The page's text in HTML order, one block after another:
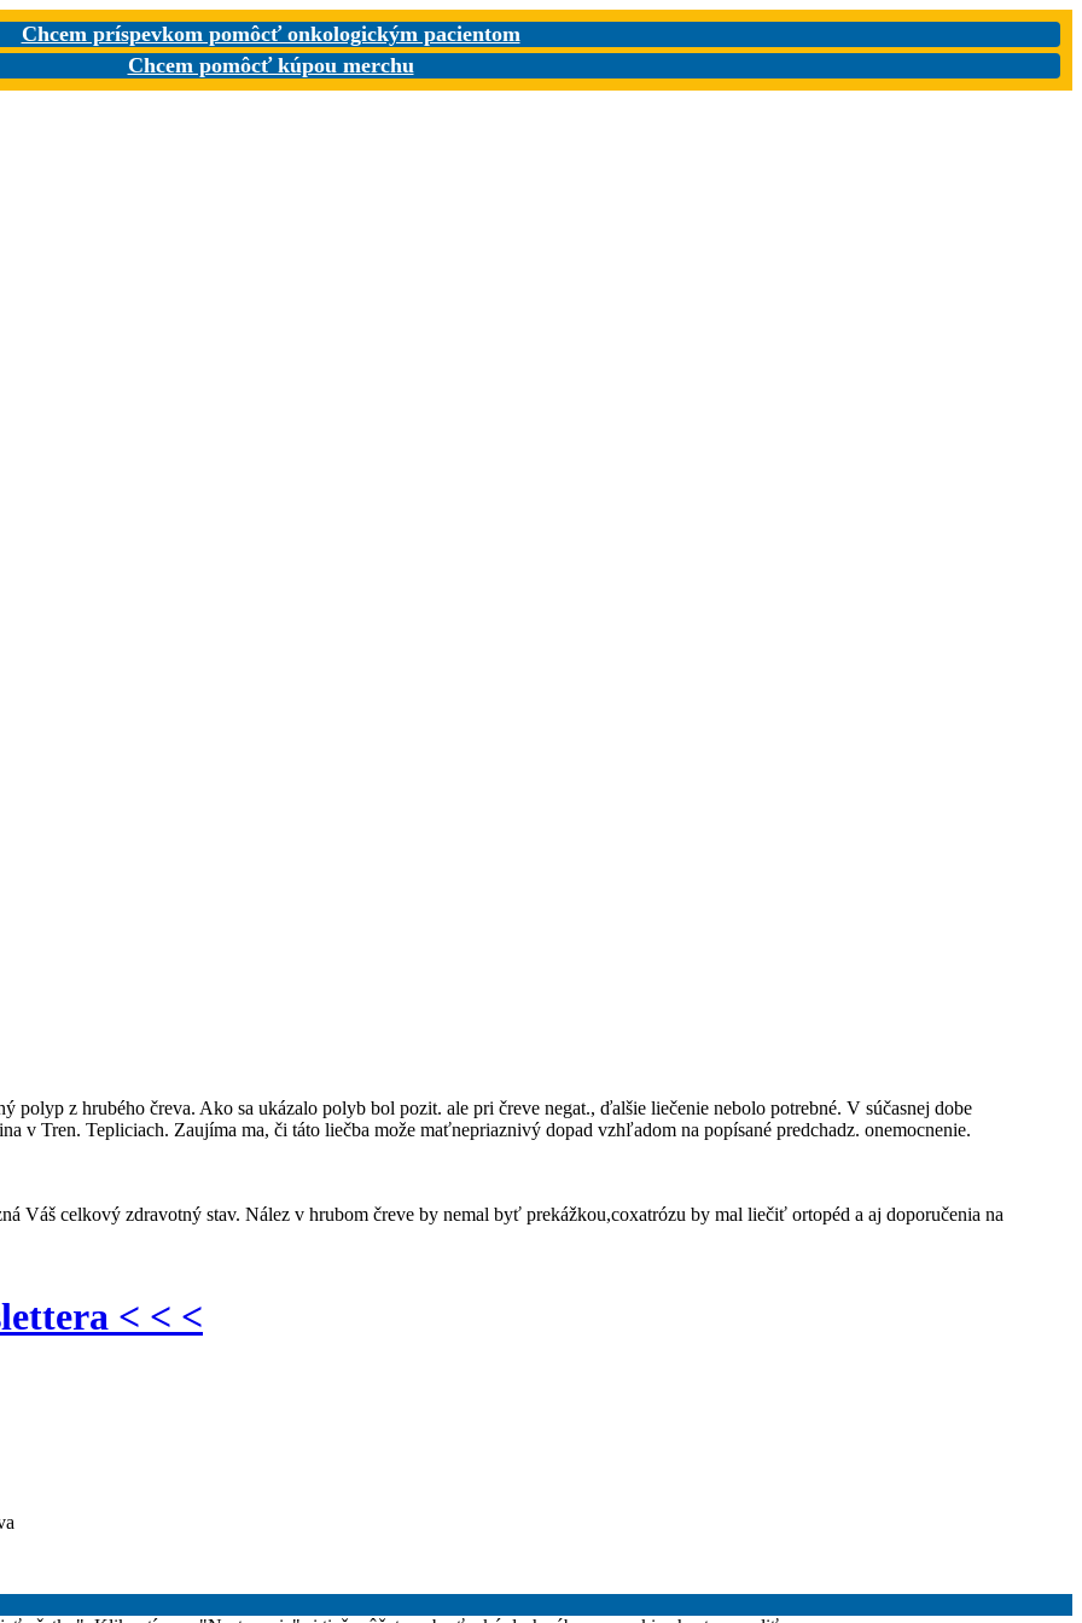
Chcem príspevkom pomôcť onkologickým pacientom
Chcem pomôcť kúpou merchu
polyp z hrubého čreva. Ako sa ukázalo polyb bol pozit. ale pri čreve negat., ďalšie liečenie nebolo potrebné. V súčasnej dobe
v Tren. Tepliciach. Zaujíma ma, či táto liečba može maťnepriaznivý dopad vzhľadom na popísané predchadz. onemocnenie.
Váš celkový zdravotný stav. Nález v hrubom čreve by nemal byť prekážkou,coxatrózu by mal liečiť ortopéd a aj doporučenia na
< < <